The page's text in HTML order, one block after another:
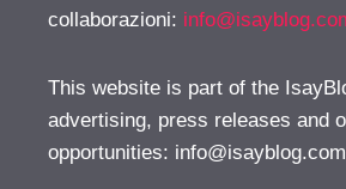
collaborazioni:
This website is part of the
advertising, press releases and
opportunities: